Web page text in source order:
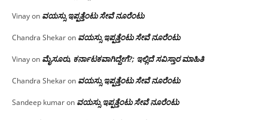
Vinayon ವಯಸ್ಸು ಇಪ್ಪತ್ತೆಂಟು ಸೇವೆ ನೂರೆಂಟು
Chandra Shekaron ವಯಸ್ಸು ಇಪ್ಪತ್ತೆಂಟು ಸೇವೆ ನೂರೆಂಟು
Vinayon ಮೈಸೂರು, ಕರ್ನಾಟಕವಾಗಿದ್ದೇಗೆ?; ಇಲ್ಲಿದೆ ಸವಿಸ್ತಾರ ಮಾಹಿತಿ
Chandra Shekaron ವಯಸ್ಸು ಇಪ್ಪತ್ತೆಂಟು ಸೇವೆ ನೂರೆಂಟು
Sandeep kumaron ವಯಸ್ಸು ಇಪ್ಪತ್ತೆಂಟು ಸೇವೆ ನೂರೆಂಟು